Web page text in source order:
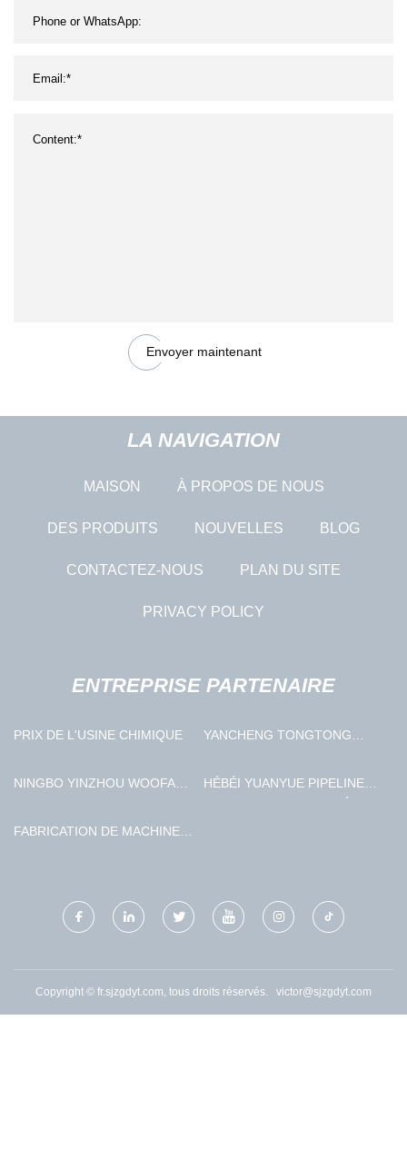
Envoyer maintenant
LA NAVIGATION
MAISON À PROPOS DE NOUS
DES PRODUITS NOUVELLES BLOG
CONTACTEZ-NOUS PLAN DU SITE
PRIVACY POLICY
ENTREPRISE PARTENAIRE
PRIX DE L'USINE CHIMIQUE
YANCHENG TONGTONG
CIE., LTD
NINGBO YINZHOU WOOFAN
LTD.
HÉBÉI YUANYUE PIPELINE
FABRICATION DE MACHINES
Copyright © fr.sjzgdyt.com, tous droits réservés. victor@sjzgdyt.com